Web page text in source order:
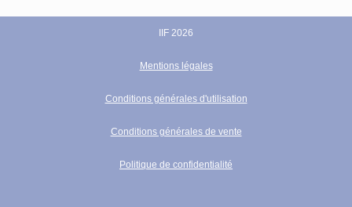
IIF 2026
Mentions légales
Conditions générales d'utilisation
Conditions générales de vente
Politique de confidentialité